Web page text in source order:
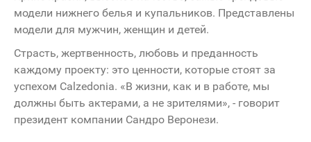
Вход 2
Открыт
модели нижнего белья и купальников. Представлены
модели для мужчин, женщин и детей.
Страсть, жертвенность, любовь и преданность
каждому проекту: это ценности, которые стоят за
успехом Calzedonia. «В жизни, как и в работе, мы
должны быть актерами, а не зрителями», - говорит
президент компании Сандро Веронези.